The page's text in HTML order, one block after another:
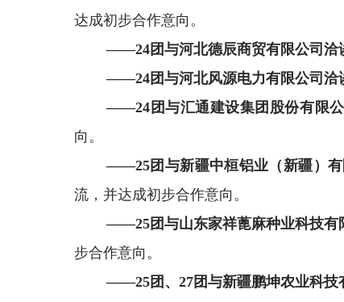
达成初步合作意向 。
——24团与河北德辰商贸有限公司洽
——24团与河北风源电力有限公司洽
——24 团与汇通建设集团股份有限
向。
——25团与新疆中桓铝业（新疆）
流， 并达成初步合作意向。
——25团与山东家祥蓖麻种业科技
步合作意向。
——25团、27团与新疆鹏坤农业科